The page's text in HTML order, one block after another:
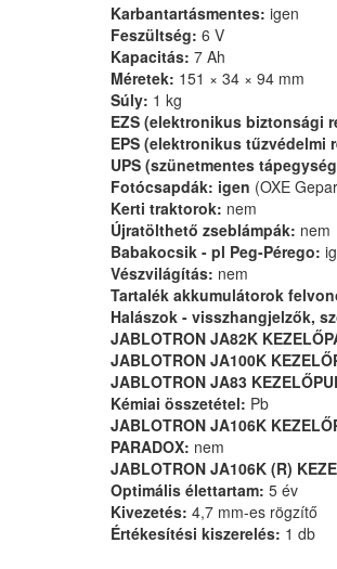
Karbantartásmentes: igen
Feszültség: 6 V
Kapacitás: 7 Ah
Méretek: 151 × 34 × 94 mm
Súly: 1 kg
EZS (elektronikus biztonsági
EPS (elektronikus tűzvédelmi
UPS (szünetmentes
Fotócsapdák: igen (OXE
Kerti traktorok: nem
Újratölthető zseblámpák: nem
Babakocsik - pl Peg-Pérego:
Vészvilágítás: nem
Tartalék akkumulátorok
Halászok - visszhangjelzők,
JABLOTRON JA82K
JABLOTRON JA100K
JABLOTRON JA83
Kémiai összetétel: Pb
JABLOTRON JA106K
PARADOX: nem
JABLOTRON JA106K (R)
Optimális élettartam: 5 év
Kivezetés: 4,7 mm-es rögzítő
Értékesítési kiszerelés: 1 db